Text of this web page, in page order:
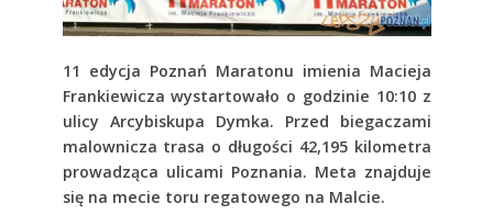
11 edycja Poznań Maratonu imienia Macieja
Frankiewicza wystartowało o godzinie 10:10 z
ulicy Arcybiskupa Dymka. Przed biegaczami
malownicza trasa o długości 42,195 kilometra
prowadząca ulicami Poznania. Meta znajduje
się na mecie toru regatowego na Malcie.